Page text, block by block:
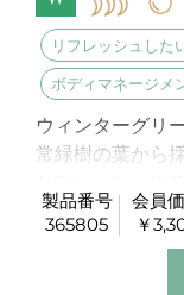
リフレッシュした
ボディマネージメ
ウィンターグリ
常緑樹の葉から
運動後にもお勧
製品番号
365805
会員
￥